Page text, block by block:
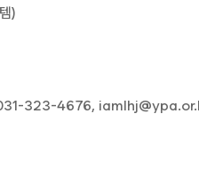
)
031-323-4676,